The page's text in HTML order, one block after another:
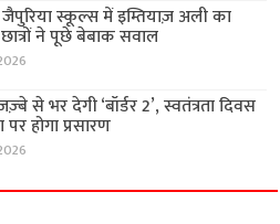
स्कूल्स में इम्तियाज़ अली का
ने पूछे बेबाक सवाल
से भर देगी ‘बॉर्डर 2’, स्वतंत्रता दिवस
होगा प्रसारण